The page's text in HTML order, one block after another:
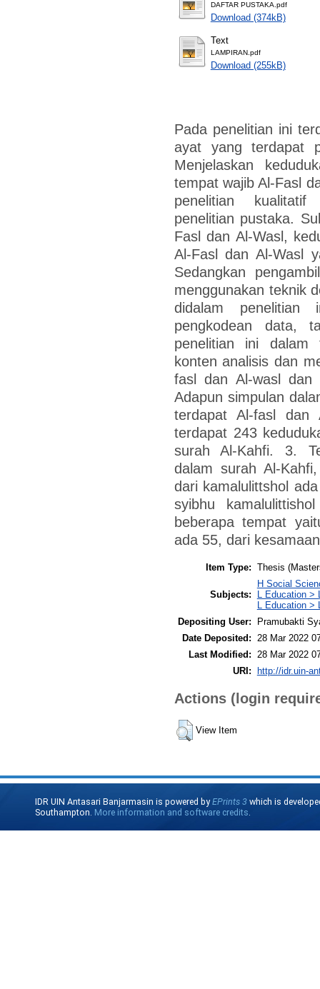
DAFTAR PUSTAKA.pdf
Download (374kB)
Text
LAMPIRAN.pdf
Download (255kB)
Pada penelitian ini
ayat yang terdapat
Menjelaskan
tempat wajib Al-Fasl
penelitian
penelitian pustaka.
Fasl dan Al-Wasl,
Al-Fasl dan Al-Wasl
Sedangkan
menggunakan teknik
didalam
pengkodean data,
penelitian ini dalam
konten analisis dan
fasl dan Al-wasl dan
Adapun simpulan
terdapat Al-fasl dan
terdapat 243
surah Al-Kahfi. 3.
dalam surah Al-
dari kamalulittshol
syibhu
beberapa tempat
ada 55, dari
Item Type: Thesis
Subjects:
H Social
L Education >
L Education >
Depositing User:
Pramubakti
Date Deposited:
28 Mar 2022
Last Modified:
28 Mar 2022
URI: http://idr.uin-
Actions (login
View Item
IDR UIN Antasari Banjarmasin is powered byEPrints 3 which is
Southampton. More information and software credits.